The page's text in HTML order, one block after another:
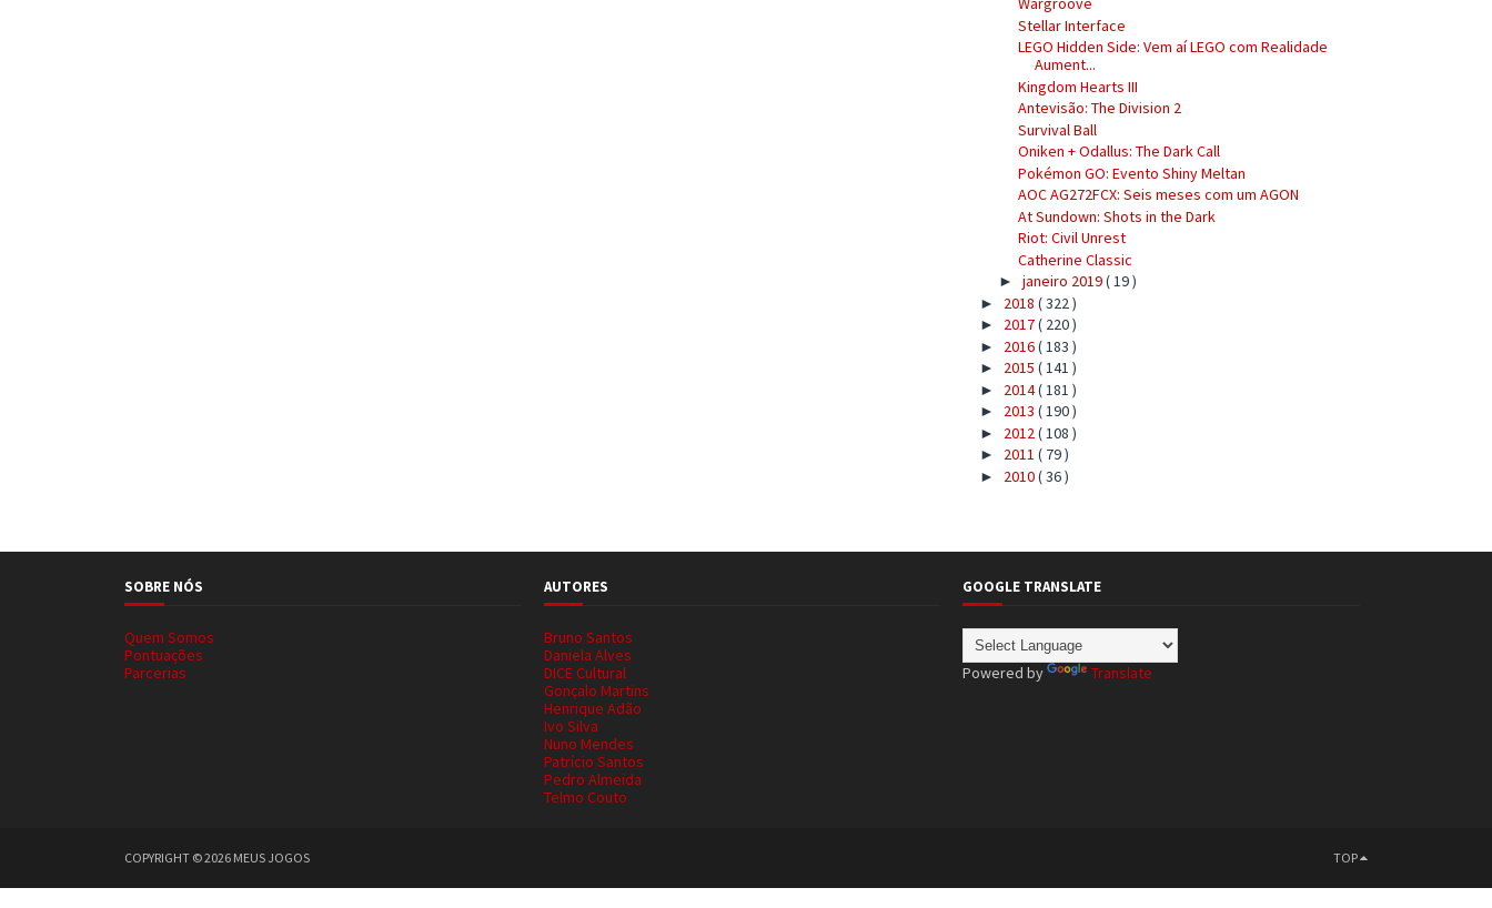
Stellar Interface
LEGO Hidden Side: Vem aí LEGO com Realidade
Aument...
Kingdom Hearts III
Antevisão: The Division 2
Survival Ball
Oniken + Odallus: The Dark Call
Pokémon GO: Evento Shiny Meltan
AOC AG272FCX: Seis meses com um AGON
At Sundown: Shots in the Dark
Riot: Civil Unrest
Catherine Classic
► janeiro 2019( 19 )
► 2018 ( 322 )
► 2017( 220 )
► 2016( 183 )
► 2015 ( 141 )
► 2014( 181 )
► 2013 ( 190 )
► 2012 ( 108 )
► 2011 ( 79 )
► 2010( 36 )
SOBRE NÓS
Quem Somos
Pontuações
Parcerias
AUTORES
Bruno Santos
Daniela Alves
DICE Cultural
Gonçalo Martins
Henrique Adão
Ivo Silva
Nuno Mendes
Patrício Santos
Pedro Almeida
Telmo Couto
GOOGLE TRANSLATE
Powered by Translate
COPYRIGHT ©2026 MEUS JOGOS TOP